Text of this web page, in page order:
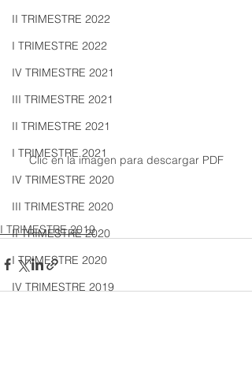
II TRIMESTRE 2022
I TRIMESTRE 2022
IV TRIMESTRE 2021
III TRIMESTRE 2021
II TRIMESTRE 2021
I TRIMESTRE 2021
IV TRIMESTRE 2020
III TRIMESTRE 2020
II TRIMESTRE 2020
I TRIMESTRE 2020
IV TRIMESTRE 2019
Clic en la imagen para descargar PDF
I TRIMESTRE 2019